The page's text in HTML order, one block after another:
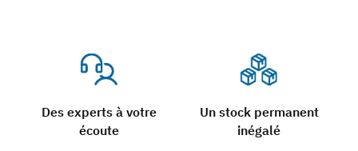
Des experts à votre
écoute
Un stock permanent
inégalé